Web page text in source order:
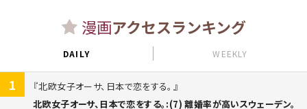
漫画アクセスランキング
DAILY WEEKLY
1
北欧女子オーサ、日本で恋をする。
北欧女子オーサ、日本で恋をする。:(7) 離婚率が高いスウェーデン。